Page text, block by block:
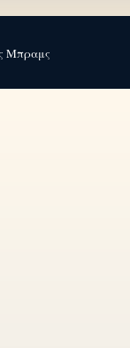
Μπραμς